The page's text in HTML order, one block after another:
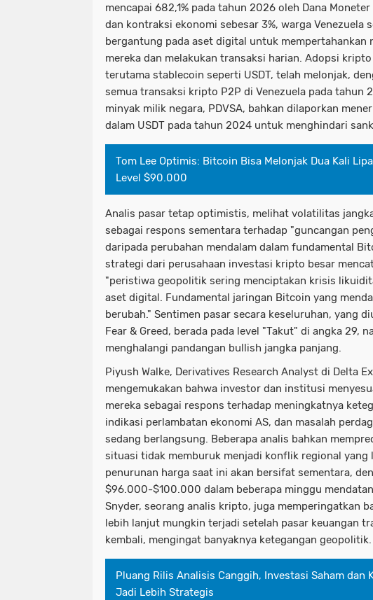
mencapai 682,1% pada tahun 2026 oleh Dana
dan kontraksi ekonomi sebesar 3%, warga Venezuela
bergantung pada aset digital untuk mempertahankan
mereka dan melakukan transaksi harian. Adopsi
terutama stablecoin seperti USDT, telah melonjak,
semua transaksi kripto P2P di Venezuela pada tahun
minyak milik negara, PDVSA, bahkan dilaporkan
dalam USDT pada tahun 2024 untuk menghindari
Tom Lee Optimis: Bitcoin Bisa Melonjak Dua Kali
Level $90.000
Analis pasar tetap optimistis, melihat volatilitas
sebagai respons sementara terhadap "guncangan
daripada perubahan mendalam dalam fundamental
strategi dari perusahaan investasi kripto besar
"peristiwa geopolitik sering menciptakan krisis
aset digital. Fundamental jaringan Bitcoin yang
berubah." Sentimen pasar secara keseluruhan, yang
Fear & Greed, berada pada level "Takut" di angka 29,
menghalangi pandangan bullish jangka panjang.
Piyush Walke, Derivatives Research Analyst di Delta
mengemukakan bahwa investor dan institusi
mereka sebagai respons terhadap meningkatnya
indikasi perlambatan ekonomi AS, dan masalah
sedang berlangsung. Beberapa analis bahkan
situasi tidak memburuk menjadi konflik regional yang
penurunan harga saat ini akan bersifat sementara,
$96.000-$100.000 dalam beberapa minggu
Snyder, seorang analis kripto, juga memperingatkan
lebih lanjut mungkin terjadi setelah pasar keuangan
kembali, mengingat banyaknya ketegangan geopolitik.
Pluang Rilis Analisis Canggih, Investasi Saham dan
Jadi Lebih Strategis